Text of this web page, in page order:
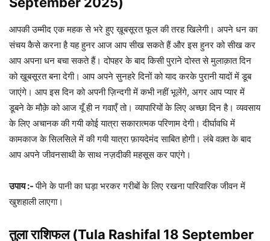
आपकी उम्मीद एक महक से भरे हुए ख़ूबसूरत फूल की तरह खिलेगी। अपने धन का
संचय कैसे करना है यह हुनर आज आप सीख सकते हैं और इस हुनर को सीख कर
आप अपना धन बचा सकते हैं। दोपहर के बाद किसी पुराने दोस्त से मुलाक़ात दिन
को ख़ूबसूरत बना देगी। आप अपने सुनहरे दिनों को याद करके पुरानी यादों में डूब
जाएंगे। आप इस दिन को अपनी ज़िन्दगी में कभी नहीं भूलेंगे, अगर आप प्यार में
डूबने के मौक़े को आज यूँ ही न गवाएँ तो। व्यापारियों के लिए अच्छा दिन है। व्यवसाय
के लिए अचानक की गयी कोई यात्रा सकारात्मक परिणाम देगी। दीर्घावधि में
कामकाज के सिलसिले में की गयी यात्रा फ़ायदेमंद साबित होगी। लंबे वक़्त के बाद
आप अपने जीवनसाथी के साथ नज़दीकी महसूस कर पाएंगे।
उपाय :-पीने के पानी का घड़ा भरकर गरीबों के लिए रखना पारिवारिक जीवन में
खुशहाली लाएगा।
तुला राशिफल (Tula Rashifal 18 September